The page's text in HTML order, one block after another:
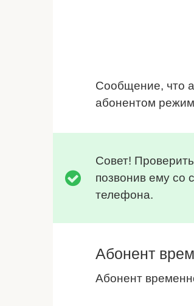
Сообщение, что
абонентом
Совет!
позвонив ему со
телефона.
Абонент
Абонент